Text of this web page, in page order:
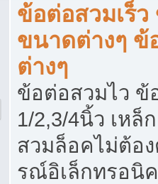
ข้อต่อสวมเร็
ขนาดต่างๆ ข้
ต่างๆ
ข้อต่อสวมไว ข้
1/2,3/4นิ้ว เหล็
สวมล็อคไม่ต้อ
รณ์อิเล็กทรอนิ